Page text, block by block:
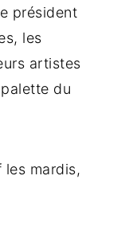
président
les
artistes
du
les mardis,